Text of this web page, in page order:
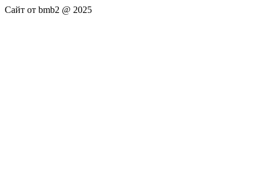
Сайт от bmb2 @ 2025